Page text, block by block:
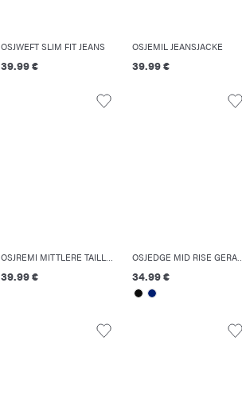
OSJWEFT SLIM FIT JEANS
39.99 €
OSJEMIL JEANSJACKE
39.99 €
39.99 €
OSJEDGE MID RISE
34.99 €